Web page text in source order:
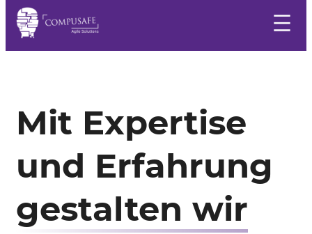
Inhalt
springen
Mit Expertise
und Erfahrung
gestalten wir